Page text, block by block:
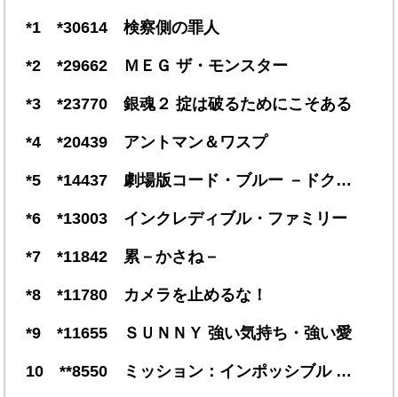
*1 *30614 検察側の罪人
*2 *29662 ＭＥＧ ザ・モンスター
*3 *23770 銀魂２ 掟は破るためにこそある
*4 *20439 アントマン＆ワスプ
*5 *14437 劇場版コード・ブルー －ドク…
*6 *13003 インクレディブル・ファミリー
*7 *11842 累－かさね－
*8 *11780 カメラを止めるな！
*9 *11655 ＳＵＮＮＹ 強い気持ち・強い愛
10 **8550 ミッション：インポッシブル …